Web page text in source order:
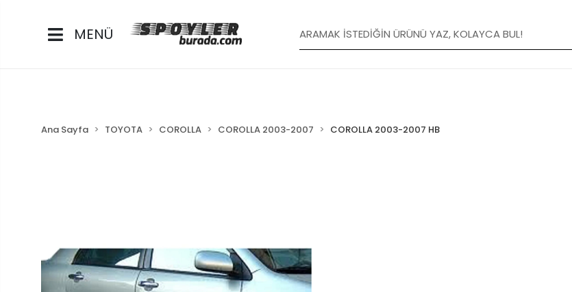
MENÜ
Ana Sayfa TOYOTA COROLLA COROLLA 2003-2007 COROLLA 2003-2007 HB